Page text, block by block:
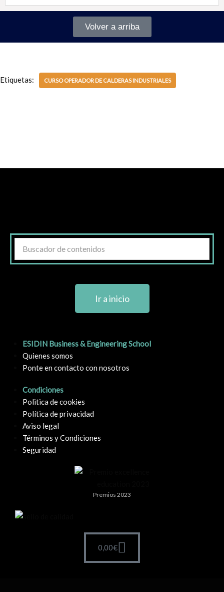
Volver a arriba
Etiquetas: CURSO OPERADOR DE CALDERAS INDUSTRIALES
Ir a inicio
ESIDIN Business & Engineering School
Quienes somos
Ponte en contacto con nosotros
Condiciones
Politica de cookies
Política de privacidad
Aviso legal
Términos y Condiciones
Seguridad
Premios 2023
0,00€